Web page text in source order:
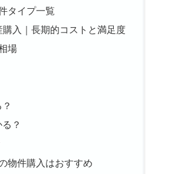
タイプ一覧
購入｜長期的コストと満足度
場
？
物件購入はおすすめ